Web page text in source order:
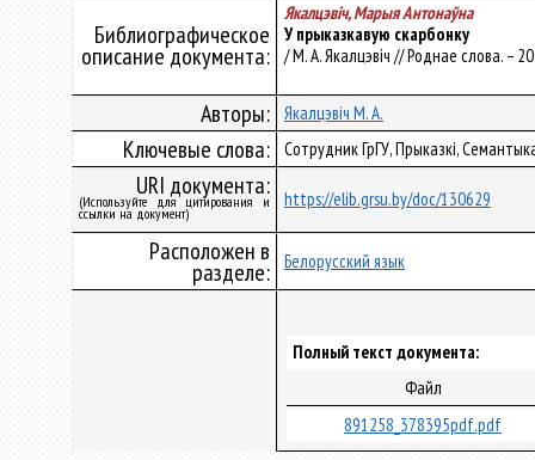
Библиографическое
описание документа:
Якалцэвіч, Марыя Антонаўна
У прыказкавую скарбонку
/ М. А. Якалцэвіч // Роднае слова. –
Авторы: Якалцэвіч М. А.
Ключевые слова: Сотрудник ГрГУ, Прыказкі,
URI документа:
(Используйте для цитирования и
ссылки на документ)
https://elib.grsu.by/doc/130629
Расположен в
разделе: Белорусский язык
Полный текст документа:
Файл
891258_378395pdf.pdf